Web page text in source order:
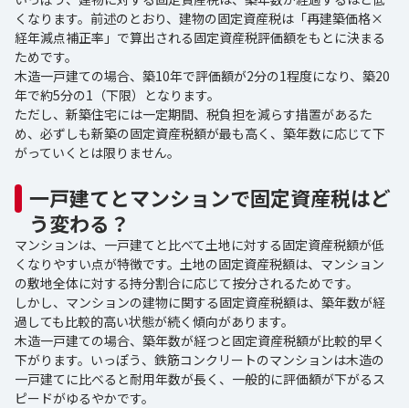
くなります。前述のとおり、建物の固定資産税は「再建築価格×
経年減点補正率」で算出される固定資産税評価額をもとに決まる
ためです。
木造一戸建ての場合、築10年で評価額が2分の1程度になり、築20
年で約5分の1（下限）となります。
ただし、新築住宅には一定期間、税負担を減らす措置があるた
め、必ずしも新築の固定資産税額が最も高く、築年数に応じて下
がっていくとは限りません。
一戸建てとマンションで固定資産税はど
う変わる？
マンションは、一戸建てと比べて土地に対する固定資産税額が低
くなりやすい点が特徴です。土地の固定資産税額は、マンション
の敷地全体に対する持分割合に応じて按分されるためです。
しかし、マンションの建物に関する固定資産税額は、築年数が経
過しても比較的高い状態が続く傾向があります。
木造一戸建ての場合、築年数が経つと固定資産税額が比較的早く
下がります。いっぽう、鉄筋コンクリートのマンションは木造の
一戸建てに比べると耐用年数が長く、一般的に評価額が下がるス
ピードがゆるやかです。